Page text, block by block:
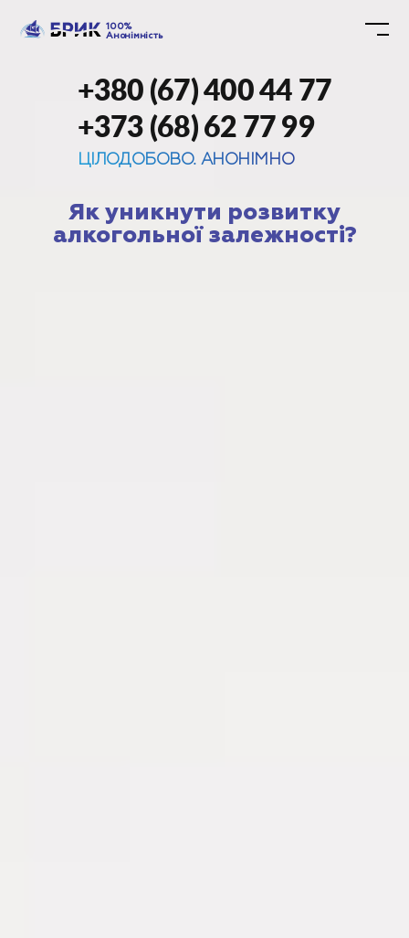
100%
Анонімність
+380 (67) 400 44 77
+373 (68) 62 77 99
ЦІЛОДОБОВО. АНОНІМНО
Як уникнути розвитку
алкогольної залежності?